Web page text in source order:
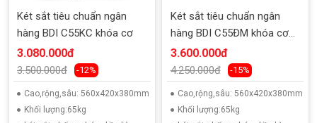
Két sắt tiêu chuẩn ngân
hàng BDI C55KC khóa cơ
3.080.000đ
3.500.000đ -12%
Cao,rộng,sâu: 560x420x380mm
Khối lượng:65kg
Két sắt tiêu chuẩn ngân
hàng BDI C55ĐM khóa cơ
đổi mã
3.600.000đ
4.250.000đ -15%
Cao,rộng,sâu: 560x420x380mm
Khối lượng:65kg